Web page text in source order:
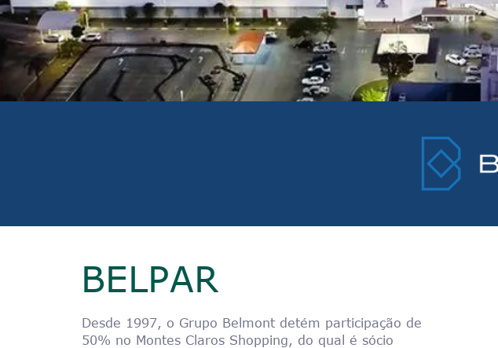
BELPAR
Desde 1997, o Grupo Belmont detém participação de
50% no Montes Claros Shopping, do qual é sócio